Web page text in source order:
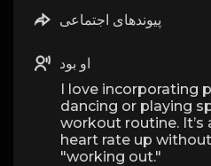
پیوندهای اجتماعی
او بود
I love incorporating
dancing or playing
workout routine.
heart rate up
"working out."